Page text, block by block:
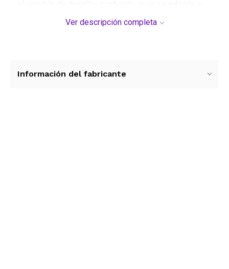
profundidad, funcionando como una sábana
recomienda el lavado en máquinas de carga
Ver descripción completa
Información del fabricante